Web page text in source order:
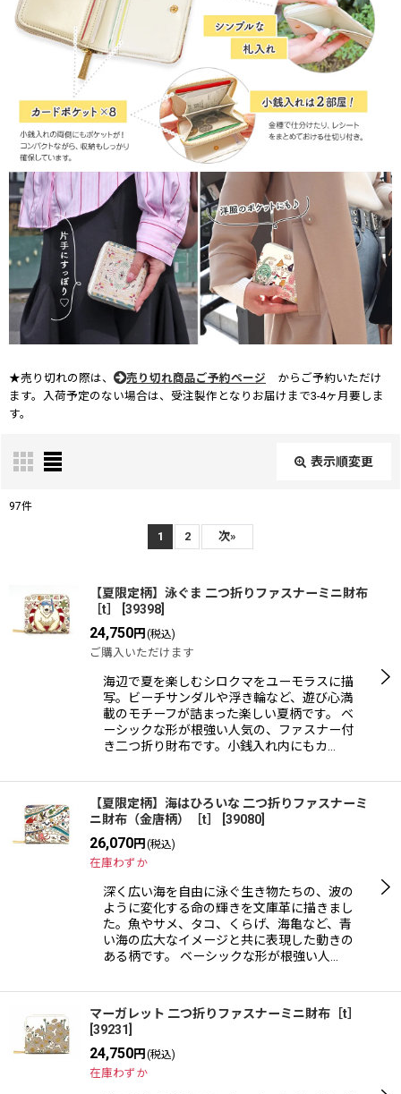
★売り切れの際は、 売り切れ商品ご予約ページ からご予約いただけ
ます。入荷予定のない場合は、受注製作となりお届けまで3-4ヶ月要しま
す。
表示順変更
並び順:
絞り込む
97件
1 2 次»
【夏限定柄】泳ぐま 二つ折りファスナーミニ財布
［t］
39398
24,750円 (税込)
ご購入いただけます
海辺で夏を楽しむシロクマをユーモラスに描
写。ビーチサンダルや浮き輪など、遊び心満
載のモチーフが詰まった楽しい夏柄です。 ベ
ーシックな形が根強い人気の、ファスナー付
き二つ折り財布です。小銭入れ内にもカ…
【夏限定柄】海はひろいな 二つ折りファスナーミ
ニ財布（金唐柄）［t］
39080
26,070円 (税込)
在庫わずか
深く広い海を自由に泳ぐ生き物たちの、波の
ように変化する命の輝きを文庫革に描きまし
た。魚やサメ、タコ、くらげ、海亀など、青
い海の広大なイメージと共に表現した動きの
ある柄です。 ベーシックな形が根強い人…
マーガレット 二つ折りファスナーミニ財布［t］
39231
24,750円 (税込)
在庫わずか